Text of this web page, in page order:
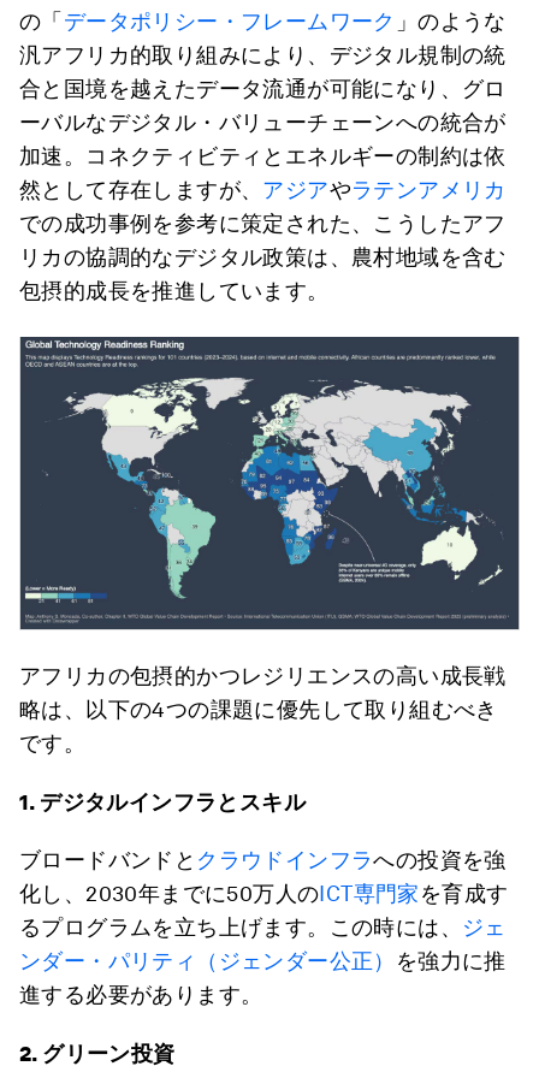
の「 データポリシー・フレームワーク 」のような
汎アフリカ的取り組みにより、デジタル規制の統
合と国境を越えたデータ流通が可能になり、グロ
ーバルなデジタル・バリューチェーンへの統合が
加速。コネクティビティとエネルギーの制約は依
然として存在しますが、 アジアやラテンアメリカ
での成功事例を参考に策定された、こうしたアフ
リカの協調的なデジタル政策は、農村地域を含む
包摂的成長を推進しています。
アフリカの包摂的かつレジリエンスの高い成長戦
略は、以下の4つの課題に優先して取り組むべき
です。
1. デジタルインフラとスキル
ブロードバンドと クラウドインフラへの投資を強
化し、2030年までに50万人のICT専門家を育成す
るプログラムを立ち上げます。この時には、 ジェ
ンダー・パリティ（ジェンダー公正）
を強力に推
進する必要があります。
2. グリーン投資